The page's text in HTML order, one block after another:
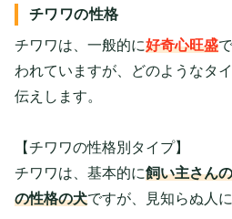
チワワの性格
チワワは、一般的に好奇心旺盛で
われていますが、どのようなタ
伝えします。
【チワワの性格別タイプ】
チワワは、基本的に飼い主さん
の性格の犬ですが、見知らぬ人